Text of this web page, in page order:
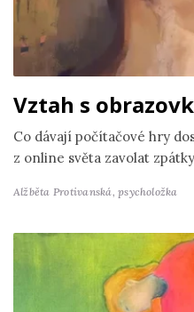
Vztah s
Co dávají počítačové hry
z online světa zavolat
Alžběta Protivanská,psycholožka